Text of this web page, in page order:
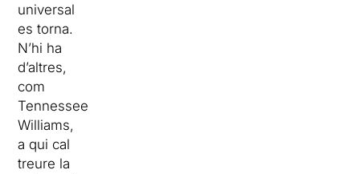
universal
es torna.
N’hi ha
d’altres,
com
Tennessee
Williams,
a qui cal
treure la